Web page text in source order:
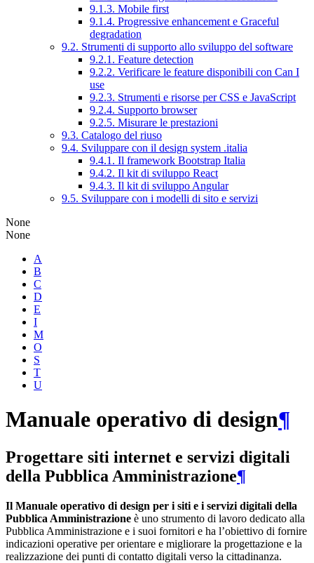
9.1.3. Mobile first
9.1.4. Progressive enhancement e Graceful
degradation
9.2. Strumenti di supporto allo sviluppo del software
9.2.1. Feature detection
9.2.2. Verificare le feature disponibili con Can I
use
9.2.3. Strumenti e risorse per CSS e JavaScript
9.2.4. Supporto browser
9.2.5. Misurare le prestazioni
9.3. Catalogo del riuso
9.4. Sviluppare con il design system .italia
9.4.1. Il framework Bootstrap Italia
9.4.2. Il kit di sviluppo React
9.4.3. Il kit di sviluppo Angular
9.5. Sviluppare con i modelli di sito e servizi
None
None
A
B
C
D
E
I
M
O
S
T
U
Manuale operativo di design¶
Progettare siti internet e servizi digitali
della Pubblica Amministrazione¶
Il Manuale operativo di design per i siti e i servizi digitali della
Pubblica Amministrazione è uno strumento di lavoro dedicato alla
Pubblica Amministrazione e i suoi fornitori e ha l’obiettivo di fornire
indicazioni operative per orientare e migliorare la progettazione e la
realizzazione dei punti di contatto digitali verso la cittadinanza.